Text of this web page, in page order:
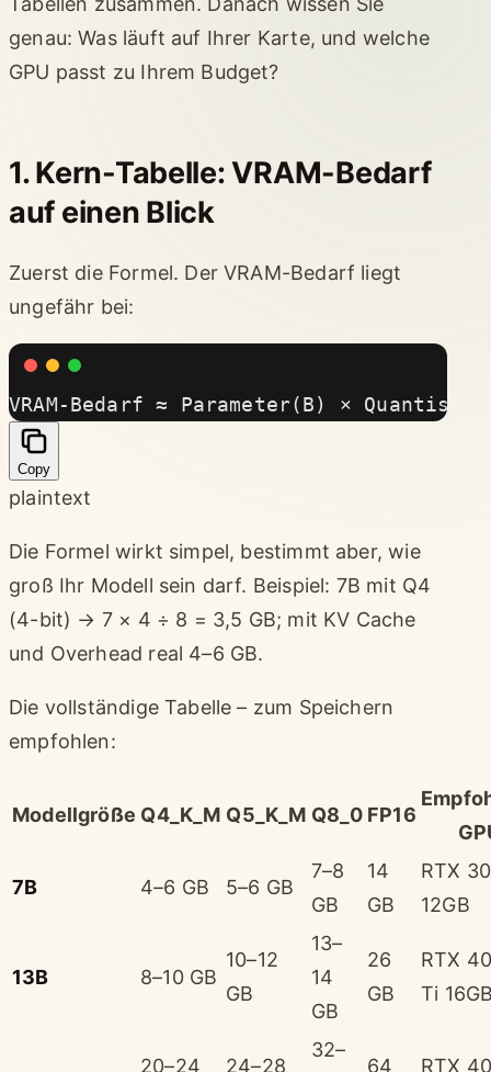
genau: Was läuft auf Ihrer Karte, und welche
GPU passt zu Ihrem Budget?
1. Kern-Tabelle: VRAM-Bedarf
auf einen Blick
Zuerst die Formel. Der VRAM-Bedarf liegt
ungefähr bei:
VRAM-Bedarf ≈ Parameter(B) ×
Copy
plaintext
Die Formel wirkt simpel, bestimmt aber, wie
groß Ihr Modell sein darf. Beispiel: 7B mit Q4
(4-bit) → 7 × 4 ÷ 8 = 3,5 GB; mit KV Cache
und Overhead real 4–6 GB.
Die vollständige Tabelle – zum Speichern
empfohlen:
Modellgröße Q4_K_M Q5_K_M Q8_0 FP16
7B 4–6 GB 5–6 GB
7–8
GB
14
GB
RTX
12GB
13B 8–10 GB
10–12
GB
13–
14
GB
26
GB
RTX
Ti
20–24
24–28
32–
64
RTX